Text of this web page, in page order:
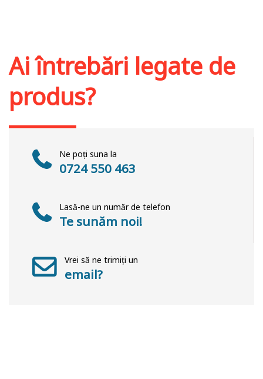
Ai întrebări legate de
produs?
Ne poți suna la
0724 550 463
Lasă-ne un număr de telefon
Te sunăm noi!
Vrei să ne trimiți un
email?